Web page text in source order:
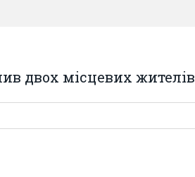
двох місцевих жителів